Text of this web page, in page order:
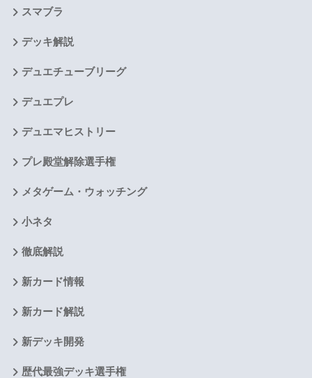
スマブラ
デッキ解説
デュエチューブリーグ
デュエプレ
デュエマヒストリー
プレ殿堂解除選手権
メタゲーム・ウォッチング
小ネタ
徹底解説
新カード情報
新カード解説
新デッキ開発
歴代最強デッキ選手権